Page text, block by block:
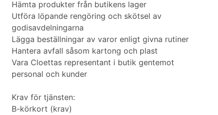
Hämta produkter från butikens lager
Utföra löpande rengöring och skötsel av
godisavdelningarna
Lägga beställningar av varor enligt givna rutiner
Hantera avfall såsom kartong och plast
Vara Cloettas representant i butik gentemot
personal och kunder
Krav för tjänsten:
B-körkort (krav)